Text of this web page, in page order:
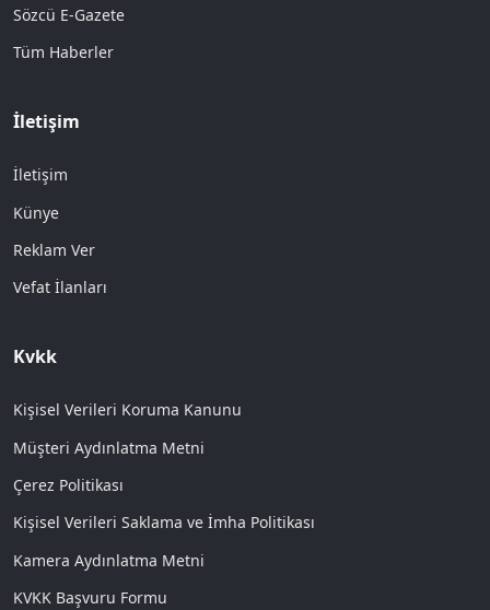
Sözcü E-Gazete
Tüm Haberler
İletişim
İletişim
Künye
Reklam Ver
Vefat İlanları
Kvkk
Kişisel Verileri Koruma Kanunu
Müşteri Aydınlatma Metni
Çerez Politikası
Kişisel Verileri Saklama ve İmha Politikası
Kamera Aydınlatma Metni
KVKK Başvuru Formu